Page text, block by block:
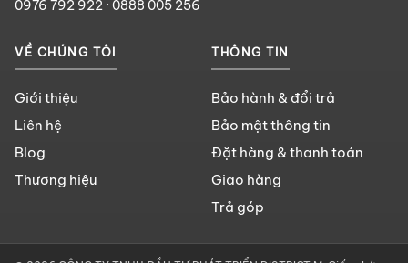
0976 792 922 · 0888 005 256
VỀ CHÚNG TÔI
Giới thiệu
Liên hệ
Blog
Thương hiệu
THÔNG TIN
Bảo hành & đổi trả
Bảo mật thông tin
Đặt hàng & thanh toán
Giao hàng
Trả góp